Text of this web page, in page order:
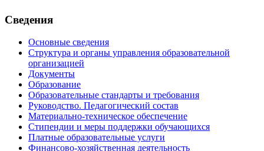
Сведения
Основные сведения
Структура и органы управления образовательной
организацией
Документы
Образование
Образовательные стандарты и требования
Руководство. Педагогический состав
Материально-техническое обеспечение
Стипендии и меры поддержки обучающихся
Платные образовательные услуги
Финансово-хозяйственная деятельность